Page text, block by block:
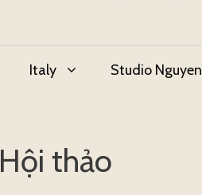
Italy Studio Nguyen
Hội thảo